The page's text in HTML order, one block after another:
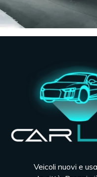
Veicoli nuovi e